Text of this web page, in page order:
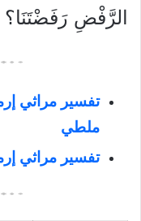
الرَّفْضِ
ملطي
تفسير مراثي إرميا 5 للقمص